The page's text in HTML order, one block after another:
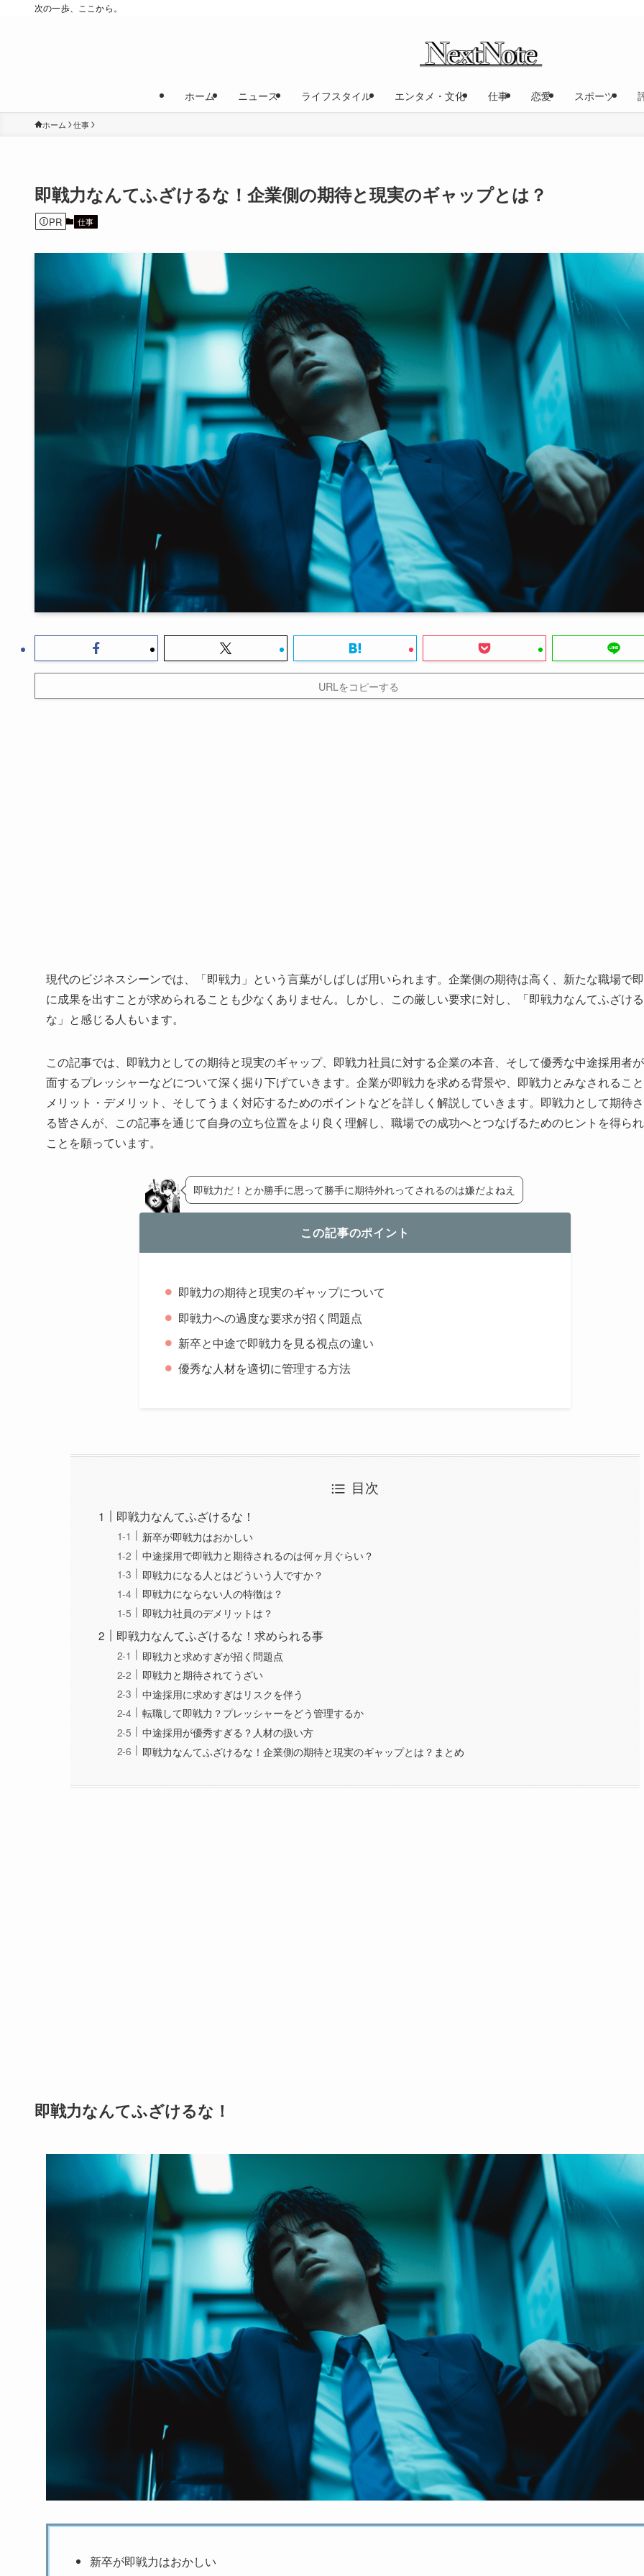
次の一歩、ここから。
ホーム ニュース ライフスタイル エンタメ・文化 仕事 恋愛 スポーツ
ホーム 仕事
即戦力なんてふざけるな！企業側の期待と現実のギャップとは？
PR 仕事
URLをコピーする
現代のビジネスシーンでは、「即戦力」という言葉がしばしば用いられます。企業側の期待は高く、新たな職場で
に成果を出すことが求められることも少なくありません。しかし、この厳しい要求に対し、「即戦力なんてふざける
な」と感じる人もいます。
この記事では、即戦力としての期待と現実のギャップ、即戦力社員に対する企業の本音、そして優秀な中途採用者
面するプレッシャーなどについて深く掘り下げていきます。企業が即戦力を求める背景や、即戦力とみなされるこ
メリット・デメリット、そしてうまく対応するためのポイントなどを詳しく解説していきます。即戦力として期待
る皆さんが、この記事を通じて自身の立ち位置をより良く理解し、職場での成功へとつなげるためのヒントを得ら
ことを願っています。
即戦力だ！とか勝手に思って勝手に期待外れってされるのは嫌だよねえ
この記事のポイント
即戦力の期待と現実のギャップについて
即戦力への過度な要求が招く問題点
新卒と中途で即戦力を見る視点の違い
優秀な人材を適切に管理する方法
目次
即戦力なんてふざけるな！
新卒が即戦力はおかしい
中途採用で即戦力と期待されるのは何ヶ月ぐらい？
即戦力になる人とはどういう人ですか？
即戦力にならない人の特徴は？
即戦力社員のデメリットは？
即戦力なんてふざけるな！求められる事
即戦力と求めすぎが招く問題点
即戦力と期待されてうざい
中途採用に求めすぎはリスクを伴う
転職して即戦力？プレッシャーをどう管理するか
中途採用が優秀すぎる？人材の扱い方
即戦力なんてふざけるな！企業側の期待と現実のギャップとは？まとめ
即戦力なんてふざけるな！
新卒が即戦力はおかしい